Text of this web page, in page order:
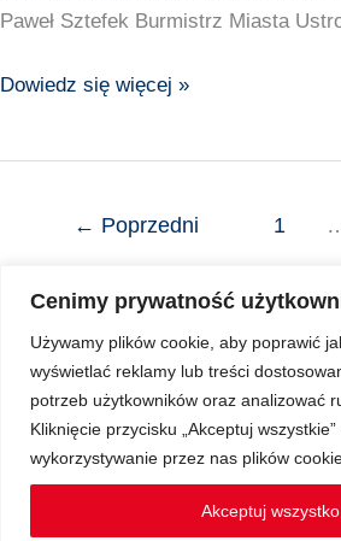
Cenimy prywatność
Używamy plików cookie, aby poprawić
wyświetlać reklamy lub treści
potrzeb użytkowników oraz analizować
Kliknięcie przycisku „Akceptuj
wykorzystywanie przez nas plików
Akceptuj wszystko
Paweł Sztefek Burmistrz Miasta
Dowiedz się więcej »
← Poprzedni 1
Copyright © 2026 Z Sercem
Regulamin spotkań Klubu